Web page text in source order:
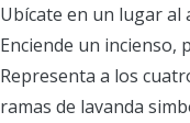
Ubícate en un lugar al
Enciende un incienso,
Representa a los
ramas de lavanda